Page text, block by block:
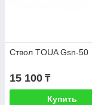
Ствол TOUA Gsn-50
15 100 ₸
Купить